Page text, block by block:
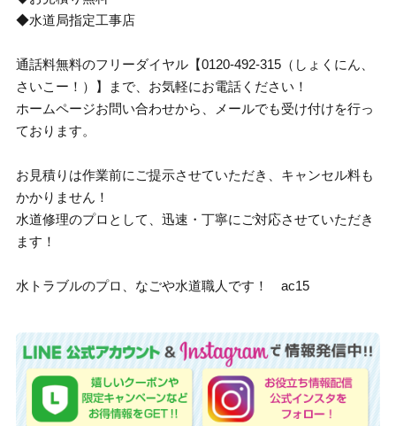
◆水道局指定工事店
通話料無料のフリーダイヤル【0120-492-315（しょくにん、
さいこー！）】まで、お気軽にお電話ください！
ホームページお問い合わせから、メールでも受け付けを行っ
ております。
お見積りは作業前にご提示させていただき、キャンセル料も
かかりません！
水道修理のプロとして、迅速・丁寧にご対応させていただき
ます！
水トラブルのプロ、なごや水道職人です！ ac15